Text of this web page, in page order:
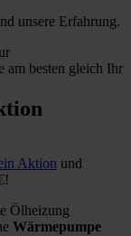
unsere Erfahrung.
am besten gleich Ihr
Aktion und
Ölheizung
Wärmepumpe